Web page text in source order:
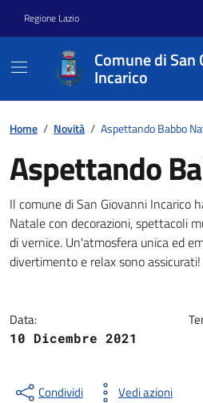
Regione Lazio
Comune di San
Incarico
Home / Novità / Aspettando Babbo
Aspettando
Dettagli della
Il comune di San Giovanni Incarico
Natale con decorazioni, spettacoli
di vernice. Un'atmosfera unica ed
divertimento e relax sono assicurati!
Data:
10 Dicembre 2021
Condividi Vedi azioni